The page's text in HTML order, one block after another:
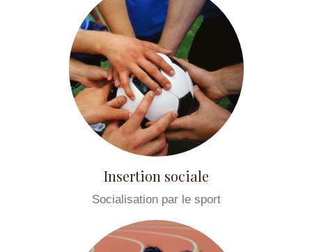
Insertion sociale
Socialisation par le sport